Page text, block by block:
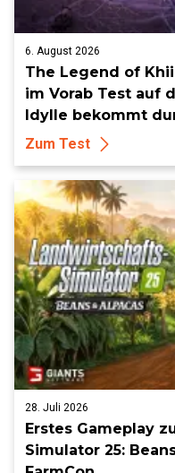
6. August 2026
The Legend of
im Vorab Test auf
Idylle bekommt
Zum Test
28. Juli 2026
Erstes Gameplay
Simulator 25: